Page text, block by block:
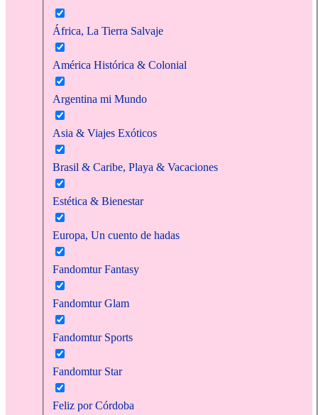
África, La Tierra Salvaje
América Histórica & Colonial
Argentina mi Mundo
Asia & Viajes Exóticos
Brasil & Caribe, Playa & Vacaciones
Estética & Bienestar
Europa, Un cuento de hadas
Fandomtur Fantasy
Fandomtur Glam
Fandomtur Sports
Fandomtur Star
Feliz por Córdoba